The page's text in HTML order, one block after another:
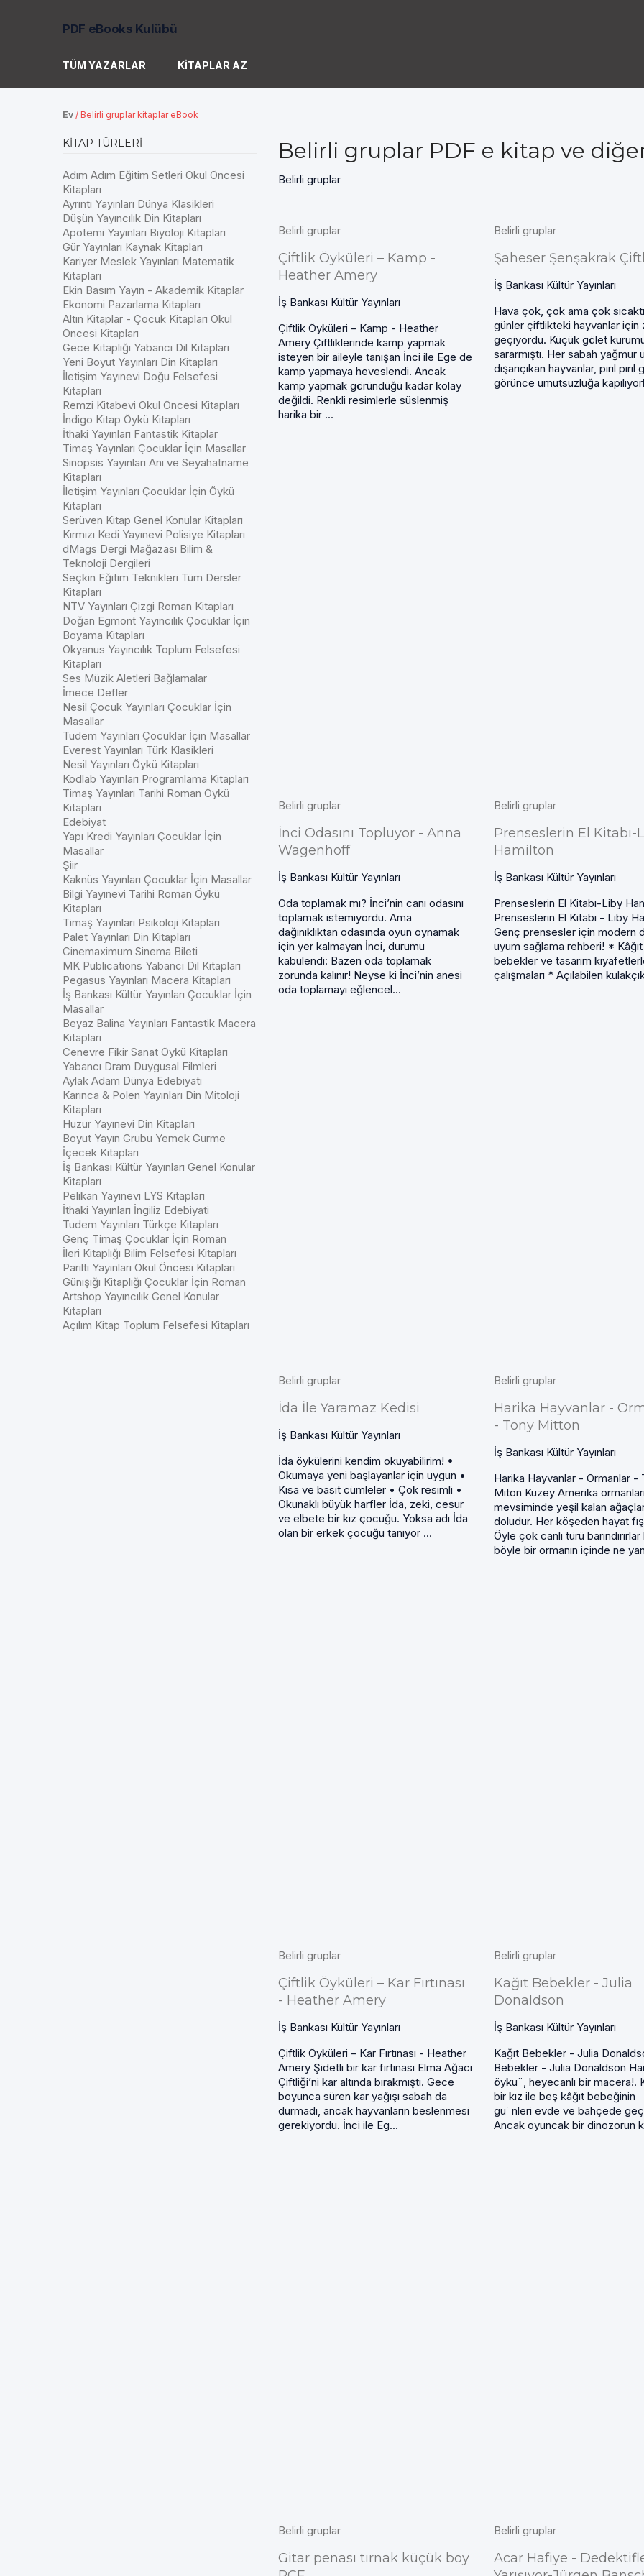
PDF eBooks Kulübü
TÜM YAZARLAR KITAPLAR AZ
Ev / Belirli gruplar kitaplar eBook
KITAP TÜRLERI
Adım Adım Eğitim Setleri Okul Öncesi
Kitapları
Ayrıntı Yayınları Dünya Klasikleri
Düşün Yayıncılık Din Kitapları
Apotemi Yayınları Biyoloji Kitapları
Gür Yayınları Kaynak Kitapları
Kariyer Meslek Yayınları Matematik
Kitapları
Ekin Basım Yayın - Akademik Kitaplar
Ekonomi Pazarlama Kitapları
Altın Kitaplar - Çocuk Kitapları Okul
Öncesi Kitapları
Gece Kitaplığı Yabancı Dil Kitapları
Yeni Boyut Yayınları Din Kitapları
İletişim Yayınevi Doğu Felsefesi
Kitapları
Remzi Kitabevi Okul Öncesi Kitapları
İndigo Kitap Öykü Kitapları
İthaki Yayınları Fantastik Kitaplar
Timaş Yayınları Çocuklar İçin Masallar
Sinopsis Yayınları Anı ve Seyahatname
Kitapları
İletişim Yayınları Çocuklar İçin Öykü
Kitapları
Serüven Kitap Genel Konular Kitapları
Kırmızı Kedi Yayınevi Polisiye Kitapları
dMags Dergi Mağazası Bilim &
Teknoloji Dergileri
Seçkin Eğitim Teknikleri Tüm Dersler
Kitapları
NTV Yayınları Çizgi Roman Kitapları
Doğan Egmont Yayıncılık Çocuklar İçin
Boyama Kitapları
Okyanus Yayıncılık Toplum Felsefesi
Kitapları
Ses Müzik Aletleri Bağlamalar
İmece Defler
Nesil Çocuk Yayınları Çocuklar İçin
Masallar
Tudem Yayınları Çocuklar İçin Masallar
Everest Yayınları Türk Klasikleri
Nesil Yayınları Öykü Kitapları
Kodlab Yayınları Programlama Kitapları
Timaş Yayınları Tarihi Roman Öykü
Kitapları
Edebiyat
Yapı Kredi Yayınları Çocuklar İçin
Masallar
Şiir
Kaknüs Yayınları Çocuklar İçin Masallar
Bilgi Yayınevi Tarihi Roman Öykü
Kitapları
Timaş Yayınları Psikoloji Kitapları
Palet Yayınları Din Kitapları
Cinemaximum Sinema Bileti
MK Publications Yabancı Dil Kitapları
Pegasus Yayınları Macera Kitapları
İş Bankası Kültür Yayınları Çocuklar İçin
Masallar
Beyaz Balina Yayınları Fantastik Macera
Kitapları
Cenevre Fikir Sanat Öykü Kitapları
Yabancı Dram Duygusal Filmleri
Aylak Adam Dünya Edebiyati
Karınca & Polen Yayınları Din Mitoloji
Kitapları
Huzur Yayınevi Din Kitapları
Boyut Yayın Grubu Yemek Gurme
İçecek Kitapları
İş Bankası Kültür Yayınları Genel Konular
Kitapları
Pelikan Yayınevi LYS Kitapları
İthaki Yayınları İngiliz Edebiyati
Tudem Yayınları Türkçe Kitapları
Genç Timaş Çocuklar İçin Roman
İleri Kitaplığı Bilim Felsefesi Kitapları
Parıltı Yayınları Okul Öncesi Kitapları
Günışığı Kitaplığı Çocuklar İçin Roman
Artshop Yayıncılık Genel Konular
Kitapları
Açılım Kitap Toplum Felsefesi Kitapları
Belirli gruplar PDF e kitap ve
Belirli gruplar
Belirli gruplar
Çiftlik Öyküleri – Kamp -
Heather Amery
İş Bankası Kültür Yayınları
Çiftlik Öyküleri – Kamp - Heather
Amery Çiftliklerinde kamp yapmak
isteyen bir aileyle tanışan İnci ile Ege de
kamp yapmaya heveslendi. Ancak
kamp yapmak göründüğü kadar kolay
değildi. Renkli resimlerle süslenmiş
harika bir ...
Belirli gruplar
Şaheser Şenşakrak
İş Bankası Kültür Yayınları
Hava çok, çok ama çok
günler çiftlikteki hayvanlar için
geçiyordu. Küçük gölet
sararmıştı. Her sabah yağmur
dışarıçıkan hayvanlar, pırıl pırıl
görünce umutsuzluğa
Belirli gruplar
İnci Odasını Topluyor - Anna
Wagenhoff
İş Bankası Kültür Yayınları
Oda toplamak mı? İnci’nin canı odasını
toplamak istemiyordu. Ama
dağınıklıktan odasında oyun oynamak
için yer kalmayan İnci, durumu
kabulendi: Bazen oda toplamak
zorunda kalınır! Neyse ki İnci’nin anesi
oda toplamayı eğlencel...
Belirli gruplar
Prenseslerin El Kitabı-
Hamilton
İş Bankası Kültür Yayınları
Prenseslerin El Kitabı-Liby
Prenseslerin El Kitabı - Liby
Genç prensesler için modern
uyum sağlama rehberi! * Kâğıt
bebekler ve tasarım
çalışmaları * Açılabilen
Belirli gruplar
İda İle Yaramaz Kedisi
İş Bankası Kültür Yayınları
İda öykülerini kendim okuyabilirim! •
Okumaya yeni başlayanlar için uygun •
Kısa ve basit cümleler • Çok resimli •
Okunaklı büyük harfler İda, zeki, cesur
ve elbete bir kız çocuğu. Yoksa adı İda
olan bir erkek çocuğu tanıyor ...
Belirli gruplar
Harika Hayvanlar -
- Tony Mitton
İş Bankası Kültür Yayınları
Harika Hayvanlar - Ormanlar -
Miton Kuzey Amerika ormanları
mevsiminde yeşil kalan
doludur. Her köşeden hayat
Öyle çok canlı türü
böyle bir ormanın içinde ne
Belirli gruplar
Çiftlik Öyküleri – Kar Fırtınası
- Heather Amery
İş Bankası Kültür Yayınları
Çiftlik Öyküleri – Kar Fırtınası - Heather
Amery Şidetli bir kar fırtınası Elma Ağacı
Çiftliği’ni kar altında bırakmıştı. Gece
boyunca süren kar yağışı sabah da
durmadı, ancak hayvanların beslenmesi
gerekiyordu. İnci ile Eg...
Belirli gruplar
Kağıt Bebekler - Julia
Donaldson
İş Bankası Kültür Yayınları
Kağıt Bebekler - Julia
Bebekler - Julia Donaldson
öyku¨, heyecanlı bir macera!.
bir kız ile beş kâğıt bebeğinin
gu¨nleri evde ve bahçede
Ancak oyuncak bir dinozorun
Belirli gruplar
Gitar penası tırnak küçük boy
Belirli gruplar
Acar Hafiye -